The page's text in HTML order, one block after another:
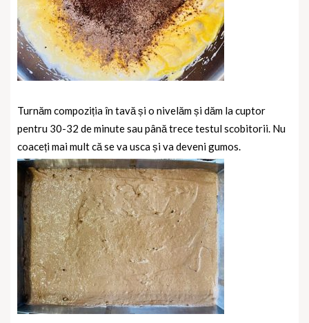
Turnăm compoziția în tavă și o nivelăm și dăm la cuptor
pentru 30-32 de minute sau până trece testul scobitorii. Nu
coaceți mai mult că se va usca și va deveni gumos.